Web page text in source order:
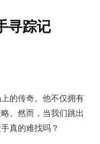
寻踪记
的传奇。他不仅拥有
。然而，当我们跳出
真的难找吗？